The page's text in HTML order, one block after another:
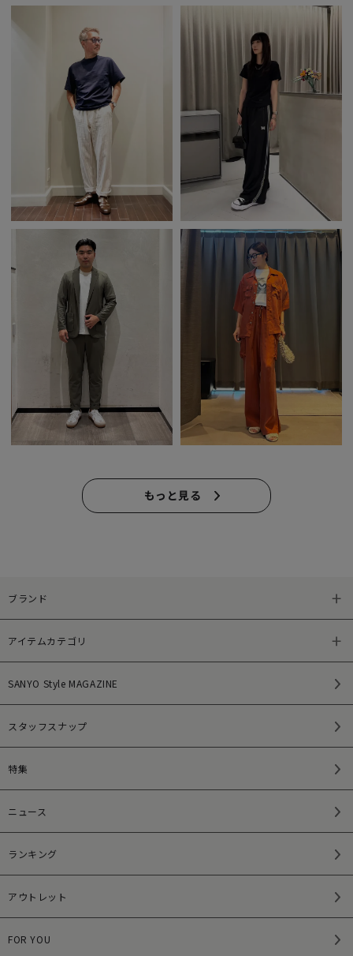
もっと見る
ブランド
アイテムカテゴリ
SANYO Style MAGAZINE
スタッフスナップ
特集
ニュース
ランキング
アウトレット
FOR YOU